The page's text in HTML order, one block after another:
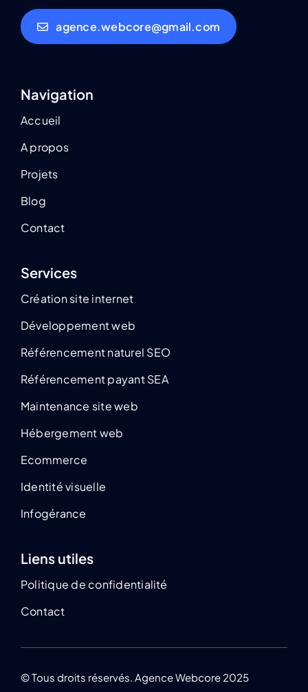
agence.webcore@gmail.com
Navigation
Accueil
A propos
Projets
Blog
Contact
Services
Création site internet
Développement web
Référencement naturel SEO
Référencement payant SEA
Maintenance site web
Hébergement web
Ecommerce
Identité visuelle
Infogérance
Liens utiles
Politique de confidentialité
Contact
© Tous droits réservés. Agence Webcore 2025